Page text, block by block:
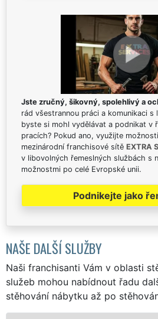
Jste zručný, šikovný, spolehlivý a
rád všestrannou práci a komunikaci s
byste si mohl vydělávat a podnikat v
pracích? Pokud ano, využijte
mezinárodní franchisové sítě EXTRA
v libovolných řemeslných službách s
možnostmi po celé Evropské unii.
Podnikejte jako
NAŠE DALŠÍ SLUŽBY
Naši franchisanti Vám v oblasti
služeb mohou nabídnout řadu
stěhování nábytku až po